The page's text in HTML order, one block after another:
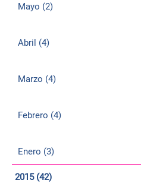
Mayo (2)
Abril (4)
Marzo (4)
Febrero (4)
Enero (3)
2015 (42)